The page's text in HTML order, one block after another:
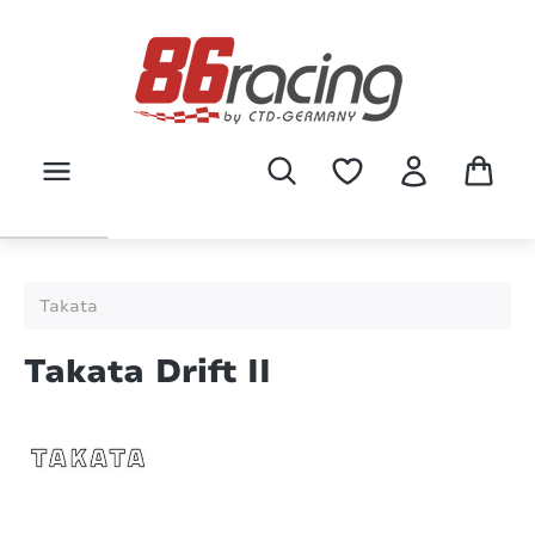
Takata
Takata Drift II